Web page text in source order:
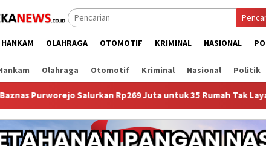
HANKAM OLAHRAGA OTOMOTIF KRIMINAL NASIONAL
Olahraga Otomotif Kriminal Nasional Politik
Rp269 Juta untuk 35 Rumah Tak Layak Huni, Warga Kini